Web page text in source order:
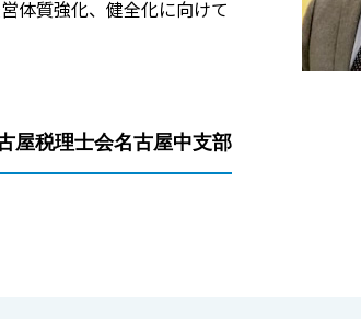
体質強化、健全化に向けて
屋税理士会名古屋中支部